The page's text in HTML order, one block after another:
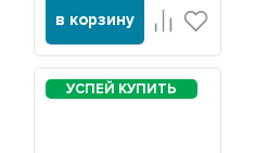
в корзину